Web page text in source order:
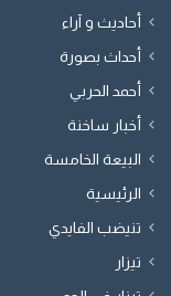
أحاديث و آراء
أحداث بصورة
أحمد الحربي
أخبار ساخنة
البيعة الخامسة
الرئيسية
تنيضب الفايدي
تيزار